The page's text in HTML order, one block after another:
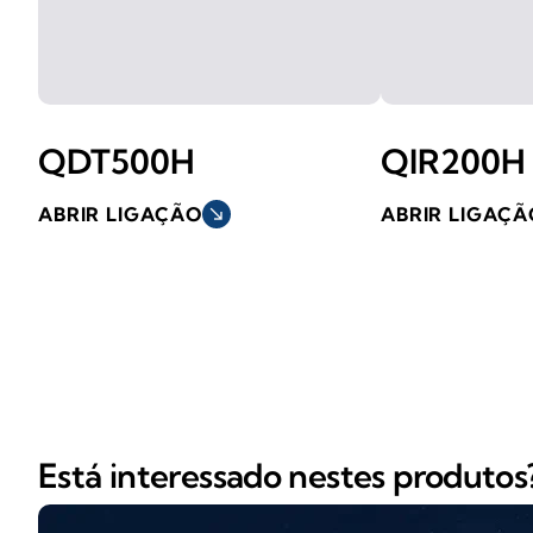
QDT500H
ABRIR LIGAÇÃO south_east
QIR200H
ABRIR
Está interessado nestes